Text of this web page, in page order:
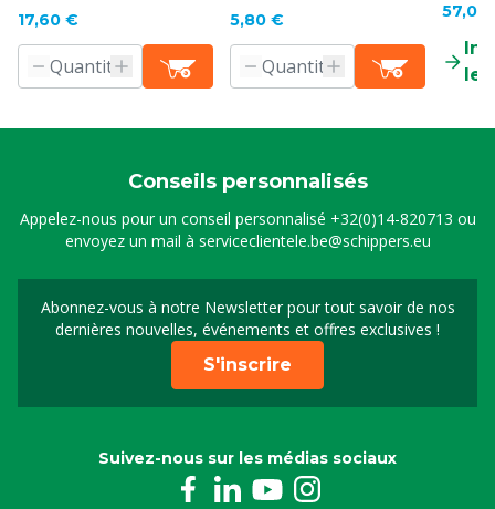
17,60 € 5,80 € 57,00
le
Conseils personnalisés
Appelez-nous pour un conseil personnalisé +32(0)14-820713 ou
envoyez un mail à serviceclientele.be@schippers.eu
Abonnez-vous à notre Newsletter pour tout savoir de nos
dernières nouvelles, événements et offres exclusives !
Inscrivez-vous à notre
S'inscrire
Suivez-nous sur les médias sociaux